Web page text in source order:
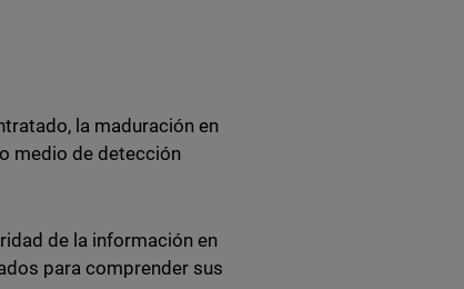
la maduración en
medio de detección
de la información en
para comprender sus